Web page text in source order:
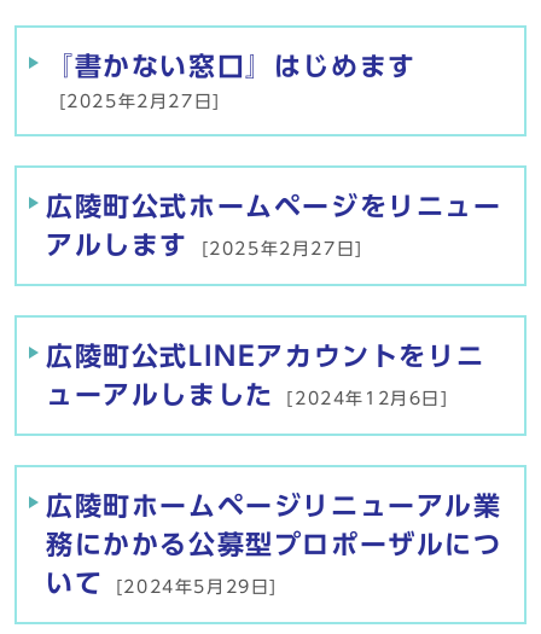
『書かない窓口』はじめます
[2025年2月27日]
広陵町公式ホームページをリニュー
アルします
[2025年2月27日]
広陵町公式LINEアカウントをリニ
ューアルしました
[2024年12月6日]
広陵町ホームページリニューアル業
務にかかる公募型プロポーザルにつ
いて
[2024年5月29日]